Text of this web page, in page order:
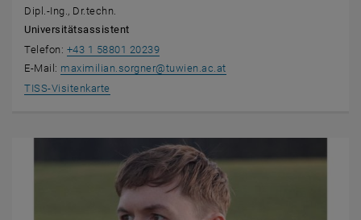
Dipl.-Ing., Dr.techn.
Universitätsassistent
Telefon: +43 1 58801 20239
E-Mail: maximilian.sorgner@tuwien.ac.at
TISS-Visitenkarte, öffnet eine externe URL in einem neuen Fenster